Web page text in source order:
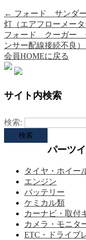
← フォード サンダ
灯（エアフローメータ
フォード クーガー
ンサー配線接続不良）
会員HOMEに戻る
サイト内検索
検索:
パーツ
タイヤ・ホイー
エンジン
バッテリー
ケミカル類
カーナビ・取付
カメラ・モニタ
ETC・ドライブ